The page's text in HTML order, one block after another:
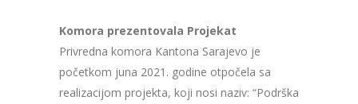
Komora prezentovala Projekat
Privredna komora Kantona Sarajevo je
početkom juna 2021. godine otpočela sa
realizacijom projekta, koji nosi naziv: “Podrška